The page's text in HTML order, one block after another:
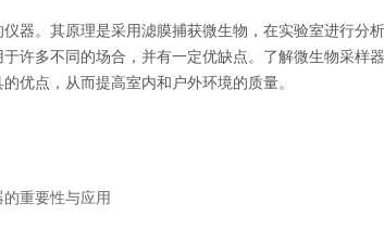
器。其原理是采用滤膜捕获微生物，在实验室进行分
许多不同的场合，并有一定优缺点。了解微生物采样
优点，从而提高室内和户外环境的质量。
重要性与应用